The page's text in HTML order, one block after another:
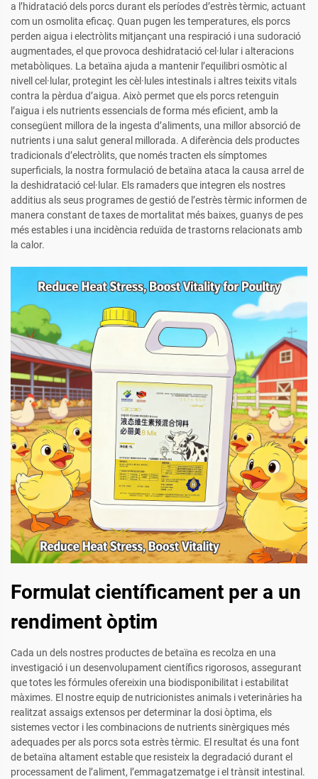
a l’hidratació dels porcs durant els períodes d’estrès tèrmic, actuant
com un osmolita eficaç. Quan pugen les temperatures, els porcs
perden aigua i electròlits mitjançant una respiració i una sudoració
augmentades, el que provoca deshidratació cel·lular i alteracions
metabòliques. La betaïna ajuda a mantenir l’equilibri osmòtic al
nivell cel·lular, protegint les cèl·lules intestinals i altres teixits vitals
contra la pèrdua d’aigua. Això permet que els porcs retenguin
l’aigua i els nutrients essencials de forma més eficient, amb la
consegüent millora de la ingesta d’aliments, una millor absorció de
nutrients i una salut general millorada. A diferència dels productes
tradicionals d’electròlits, que només tracten els símptomes
superficials, la nostra formulació de betaïna ataca la causa arrel de
la deshidratació cel·lular. Els ramaders que integren els nostres
additius als seus programes de gestió de l’estrès tèrmic informen de
manera constant de taxes de mortalitat més baixes, guanys de pes
més estables i una incidència reduïda de trastorns relacionats amb
la calor.
Formulat científicament per a un
rendiment òptim
Cada un dels nostres productes de betaïna es recolza en una
investigació i un desenvolupament científics rigorosos, assegurant
que totes les fórmules ofereixin una biodisponibilitat i estabilitat
màximes. El nostre equip de nutricionistes animals i veterinàries ha
realitzat assaigs extensos per determinar la dosi òptima, els
sistemes vector i les combinacions de nutrients sinèrgiques més
adequades per als porcs sota estrès tèrmic. El resultat és una font
de betaïna altament estable que resisteix la degradació durant el
processament de l’aliment, l’emmagatzematge i el trànsit intestinal.